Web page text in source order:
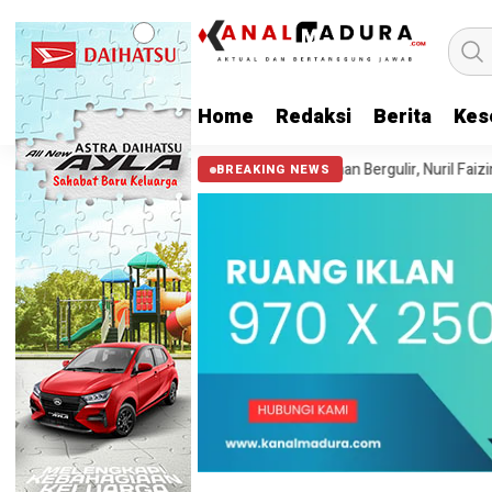
Home Redaksi Berita
BREAKING NEWS
Motor* Estafet Kepemimpinan Bergulir, Nuril Faizin-
BPBD Sampang Salurkan
di Desa Nyeloh
7 bulan ago yang lalu